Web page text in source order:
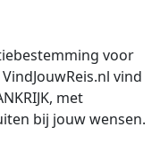
voor
vind
met
bij jouw wensen.